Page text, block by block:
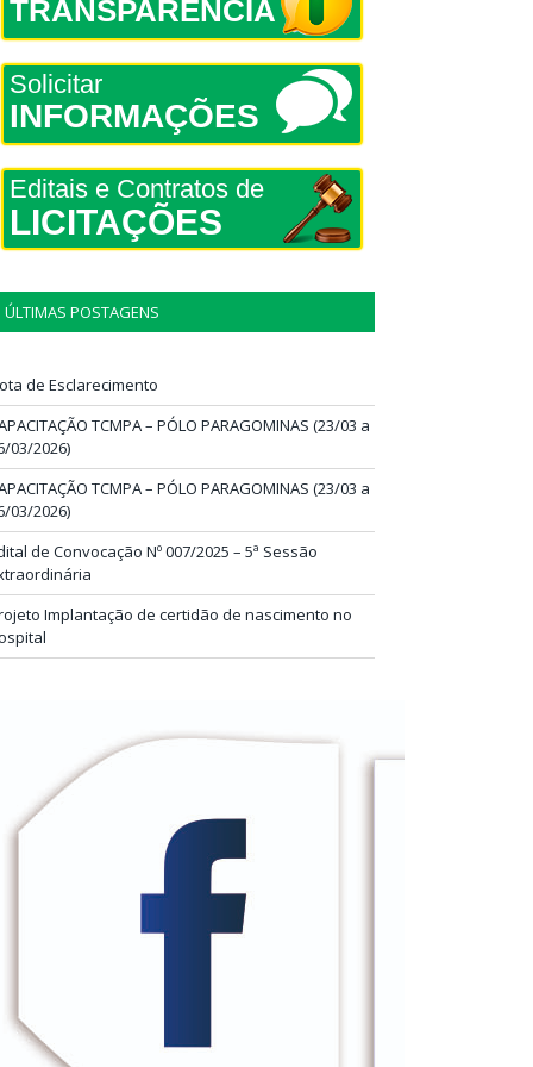
TRANSPARÊNCIA
Solicitar
INFORMAÇÕES
Editais e Contratos de
LICITAÇÕES
ÚLTIMAS POSTAGENS
de Esclarecimento
TCMPA – PÓLO PARAGOMINAS (23/03 a
03/2026)
TCMPA – PÓLO PARAGOMINAS (23/03 a
03/2026)
de Convocação Nº 007/2025 – 5ª Sessão
Implantação de certidão de nascimento no